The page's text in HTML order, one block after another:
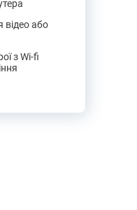
відео або
з Wi-fi